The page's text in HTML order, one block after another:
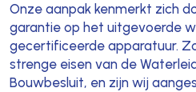
Onze aanpak kenmerkt zich
garantie op het uitgevoerde
gecertificeerde apparatuur.
strenge eisen van de
Bouwbesluit, en zijn wij